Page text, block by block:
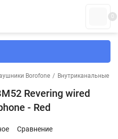
0
Borofone / Внутриканальные
Revering wired
- Red
Сравнение